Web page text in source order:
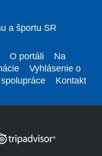
a športu SR
O portáli
Na
Vyhlásenie o
Kontakt